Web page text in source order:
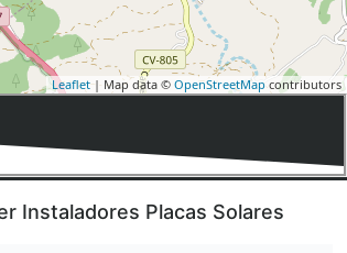
Leaflet| Map data © OpenStreetMapcontributors
Instaladores Placas Solares